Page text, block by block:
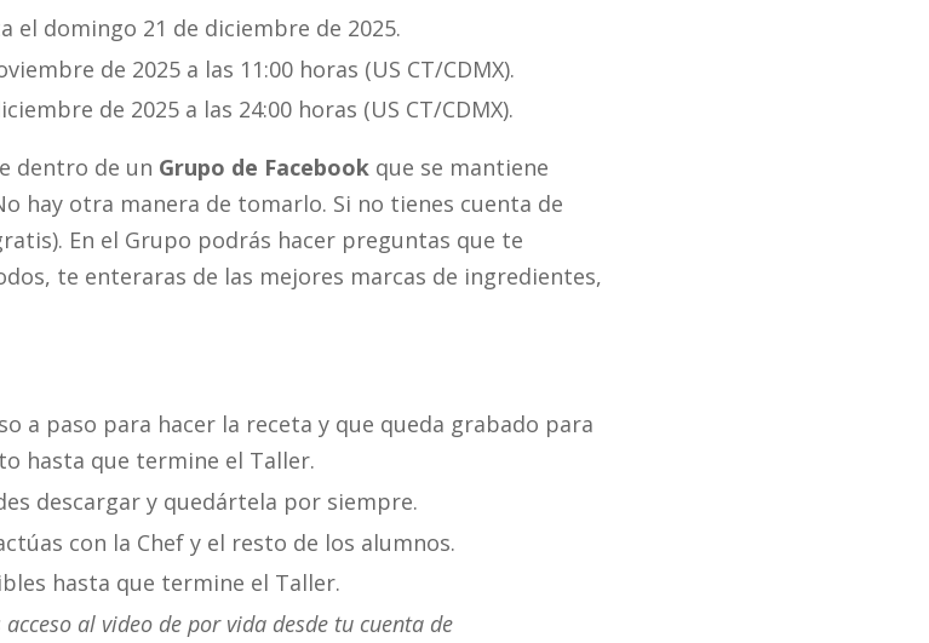
el domingo 21 de diciembre de 2025.
de 2025 a las 11:00 horas (US CT/CDMX).
de 2025 a las 24:00 horas (US CT/CDMX).
dentro de un Grupo de Facebook que se mantiene
hay otra manera de tomarlo. Si no tienes cuenta de
En el Grupo podrás hacer preguntas que te
te enteraras de las mejores marcas de ingredientes,
a paso para hacer la receta y que queda grabado para
hasta que termine el Taller.
descargar y quedártela por siempre.
con la Chef y el resto de los alumnos.
hasta que termine el Taller.
al video de por vida desde tu cuenta de